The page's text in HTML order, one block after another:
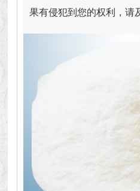
果有侵犯到您的权利，请